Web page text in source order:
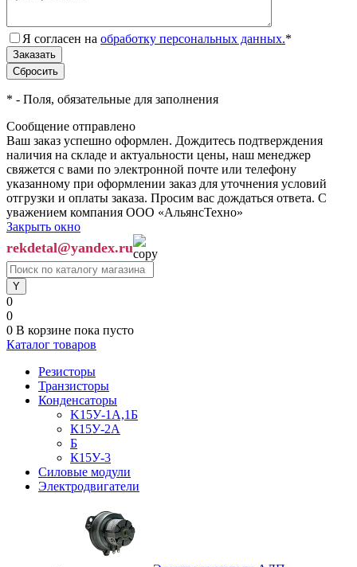
Я согласен на обработку персональных данных.*
* - Поля, обязательные для заполнения
Сообщение отправлено
Ваш заказ успешно оформлен. Дождитесь подтверждения
наличия на складе и актуальности цены, наш менеджер
свяжется с вами по электронной почте или телефону
указанному при оформлении заказ для уточнения условий
отгрузки и оплаты заказа. Просим вас дождаться ответа. С
уважением компания ООО «АльянсТехно»
Закрыть окно
rekdetal@yandex.ru
0
0
0 В корзине пока пусто
Каталог товаров
Резисторы
Транзисторы
Конденсаторы
K15У-1А,1Б
К15У-2А
Б
К15У-3
Силовые модули
Электродвигатели